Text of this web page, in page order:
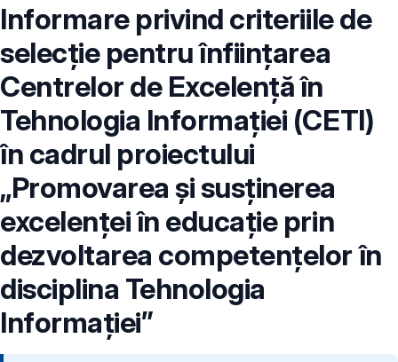
Informare privind criteriile de
selecție pentru înființarea
Centrelor de Excelență în
Tehnologia Informației (CETI)
în cadrul proiectului
„Promovarea și susținerea
excelenței în educație prin
dezvoltarea competențelor în
disciplina Tehnologia
Informației”